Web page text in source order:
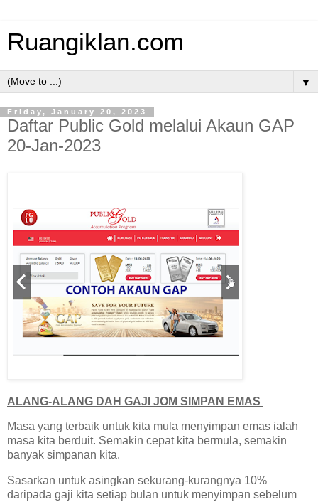
Ruangiklan.com
▼
Friday, January 20, 2023
Daftar Public Gold melalui Akaun GAP
20-Jan-2023
ALANG-ALANG DAH GAJI JOM SIMPAN EMAS
Masa yang terbaik untuk kita mula menyimpan emas ialah
masa kita berduit. Semakin cepat kita bermula, semakin
banyak simpanan kita.
Sasarkan untuk asingkan sekurang-kurangnya 10%
daripada gaji kita setiap bulan untuk menyimpan sebelum